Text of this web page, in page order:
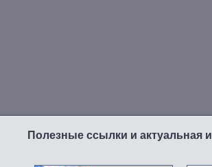
Полезные ссылки и актуальная